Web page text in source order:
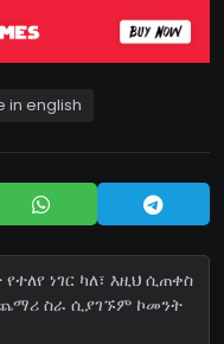
in english
ነገር ካለ፣ እዚህ ሲጠቀስ
ስራ ሲያገኙም ኮመንት